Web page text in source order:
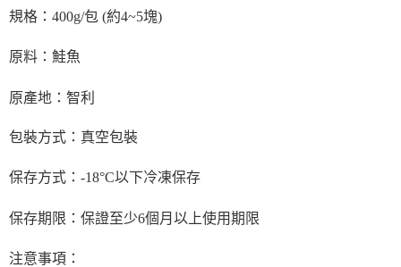
規格：400g/包 (約4~5塊)
原料：鮭魚
原產地：智利
包裝方式：真空包裝
保存方式：-18°C以下冷凍保存
保存期限：保證至少6個月以上使用期限
注意事項：